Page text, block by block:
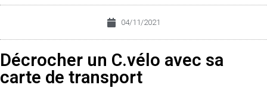
04/11/2021
Décrocher un C.vélo avec sa
carte de transport